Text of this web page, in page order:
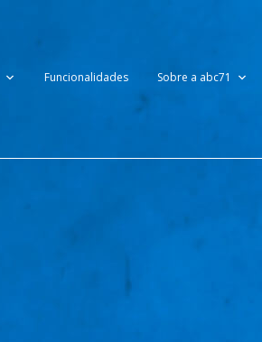
Funcionalidades Sobre a abc71